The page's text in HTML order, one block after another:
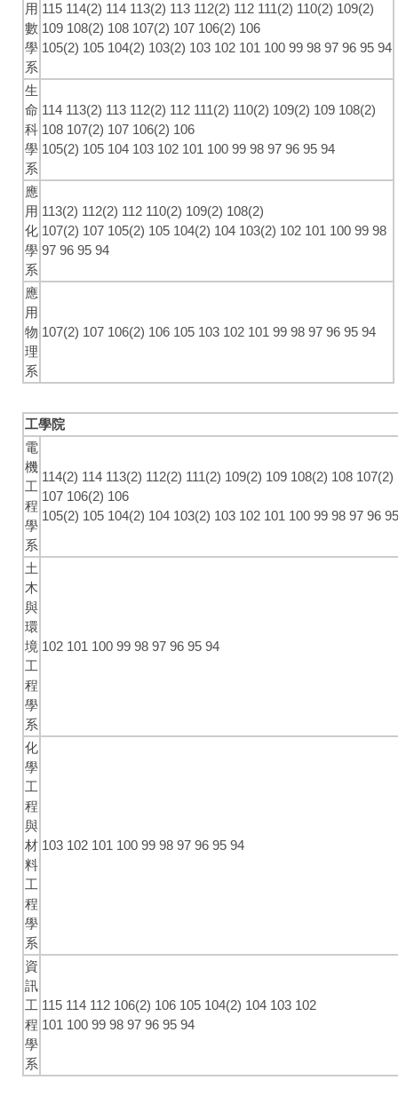
用
數
學
系
115 114(2) 114 113(2) 113 112(2) 112 111(2) 110(2) 109(2)
109 108(2) 108 107(2) 107 106(2) 106
105(2) 105 104(2) 103(2) 103 102 101 100 99 98 97 96 95 94
生
命
科
學
系
114 113(2) 113 112(2) 112 111(2) 110(2) 109(2) 109 108(2)
108 107(2) 107 106(2) 106
105(2) 105 104 103 102 101 100 99 98 97 96 95 94
應
用
化
學
系
113(2) 112(2) 112 110(2) 109(2) 108(2)
107(2) 107 105(2) 105 104(2) 104 103(2) 102 101 100 99 98
97 96 95 94
應
用
物
理
系
107(2) 107 106(2) 106 105 103 102 101 99 98 97 96 95 94
工學院
電
機
工
程
學
系
114(2) 114 113(2) 112(2) 111(2) 109(2) 109 108(2) 108 107(2)
107 106(2) 106
105(2) 105 104(2) 104 103(2) 103 102 101 100 99 98 97 96 95
土
木
與
環
境
工
程
學
系
102 101 100 99 98 97 96 95 94
化
學
工
程
與
材
料
工
程
學
系
103 102 101 100 99 98 97 96 95 94
資
訊
工
程
學
系
115 114 112 106(2) 106 105 104(2) 104 103 102
101 100 99 98 97 96 95 94